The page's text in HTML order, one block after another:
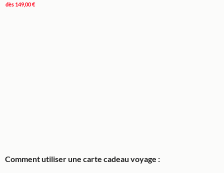
dès 149,00 €
Comment utiliser une carte cadeau voyage :